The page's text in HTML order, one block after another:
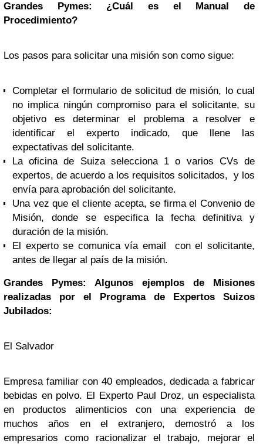
Grandes Pymes: ¿Cuál es el Manual de
Procedimiento?
Los pasos para solicitar una misión son como sigue:
Completar el formulario de solicitud de misión, lo cual
no implica ningún compromiso para el solicitante, su
objetivo es determinar el problema a resolver e
identificar el experto indicado, que llene las
expectativas del solicitante.
La oficina de Suiza selecciona 1 o varios CVs de
expertos, de acuerdo a los requisitos solicitados, y los
envía para aprobación del solicitante.
Una vez que el cliente acepta, se firma el Convenio de
Misión, donde se especifica la fecha definitiva y
duración de la misión.
El experto se comunica vía email con el solicitante,
antes de llegar al país de la misión.
Grandes Pymes: Algunos ejemplos de Misiones
realizadas por el Programa de Expertos Suizos
Jubilados:
El Salvador
Empresa familiar con 40 empleados, dedicada a fabricar
bebidas en polvo. El Experto Paul Droz, un especialista
en productos alimenticios con una experiencia de
muchos años en el extranjero, demostró a los
empresarios como racionalizar el trabajo, mejorar el